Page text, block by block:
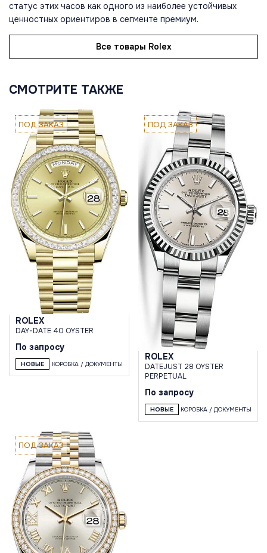
статус этих часов как одного из наиболее устойчивых
ценностных ориентиров в сегменте премиум.
Все товары Rolex
СМОТРИТЕ ТАКЖЕ
ПОД ЗАКАЗ
ROLEX
DAY-DATE 40 OYSTER
По запросу
НОВЫЕ КОРОБКА / ДОКУМЕНТЫ
ПОД ЗАКАЗ
ROLEX
DATEJUST 28 OYSTER
PERPETUAL
По запросу
НОВЫЕ КОРОБКА / ДОКУМЕНТЫ
ПОД ЗАКАЗ